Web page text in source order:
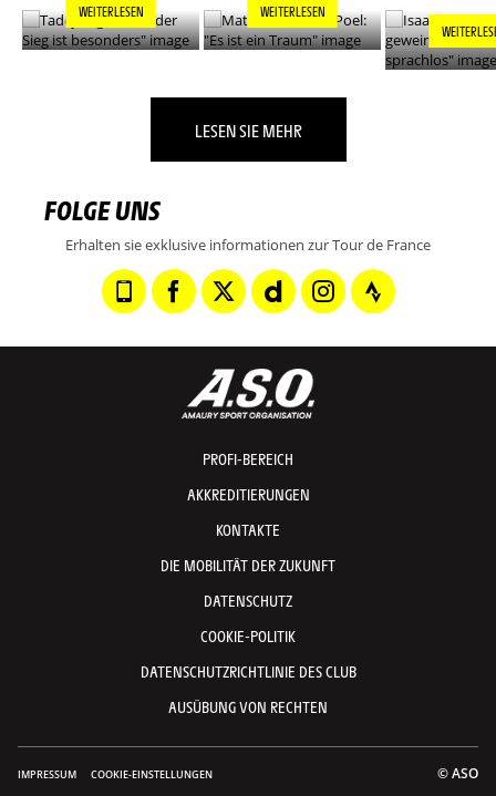
WEITERLESEN WEITERLESEN
LESEN SIE MEHR
FOLGE UNS
Erhalten sie exklusive informationen zur Tour de France
PROFI-BEREICH
AKKREDITIERUNGEN
KONTAKTE
DIE MOBILITÄT DER ZUKUNFT
DATENSCHUTZ
COOKIE-POLITIK
DATENSCHUTZRICHTLINIE DES CLUB
AUSÜBUNG VON RECHTEN
IMPRESSUM COOKIE-EINSTELLUNGEN © ASO